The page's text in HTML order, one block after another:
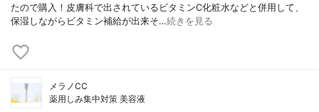
たので購入！皮膚科で出されているビタミンC化粧水などと併用して、
保湿しながらビタミン補給が出来そ…続きを見る
メラノCC
薬用しみ集中対策 美容液